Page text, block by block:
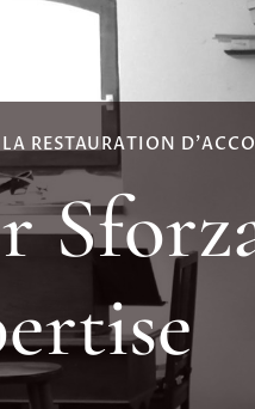
RESTAURATION